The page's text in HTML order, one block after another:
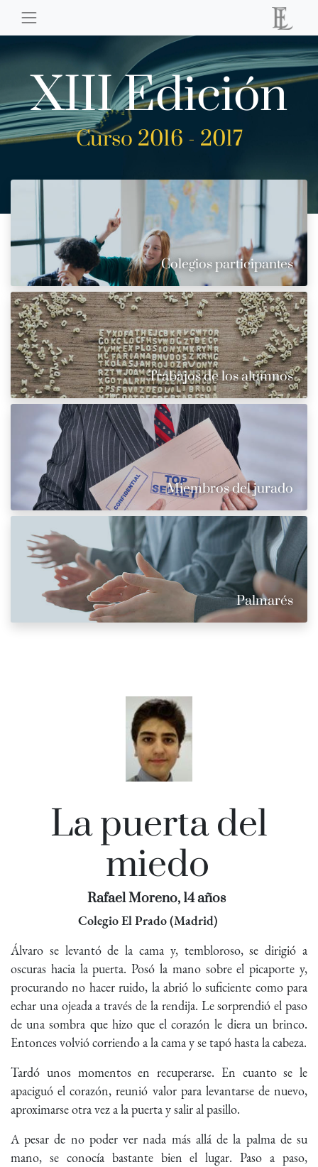
XIII Edición
Curso 2016 - 2017
Colegios participantes
Trabajos de los alumnos
Miembros del jurado
Palmarés
La puerta del
miedo
Rafael Moreno, 14 años
Colegio El Prado (Madrid)
Álvaro se levantó de la cama y, tembloroso, se dirigió a
oscuras hacia la puerta. Posó la mano sobre el picaporte y,
procurando no hacer ruido, la abrió lo suficiente como para
echar una ojeada a través de la rendija. Le sorprendió el paso
de una sombra que hizo que el corazón le diera un brinco.
Entonces volvió corriendo a la cama y se tapó hasta la cabeza.
Tardó unos momentos en recuperarse. En cuanto se le
apaciguó el corazón, reunió valor para levantarse de nuevo,
aproximarse otra vez a la puerta y salir al pasillo.
A pesar de no poder ver nada más allá de la palma de su
mano, se conocía bastante bien el lugar. Paso a paso,